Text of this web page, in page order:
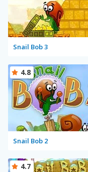
Snail Bob 3
Snail Bob 2
4.8
4.7